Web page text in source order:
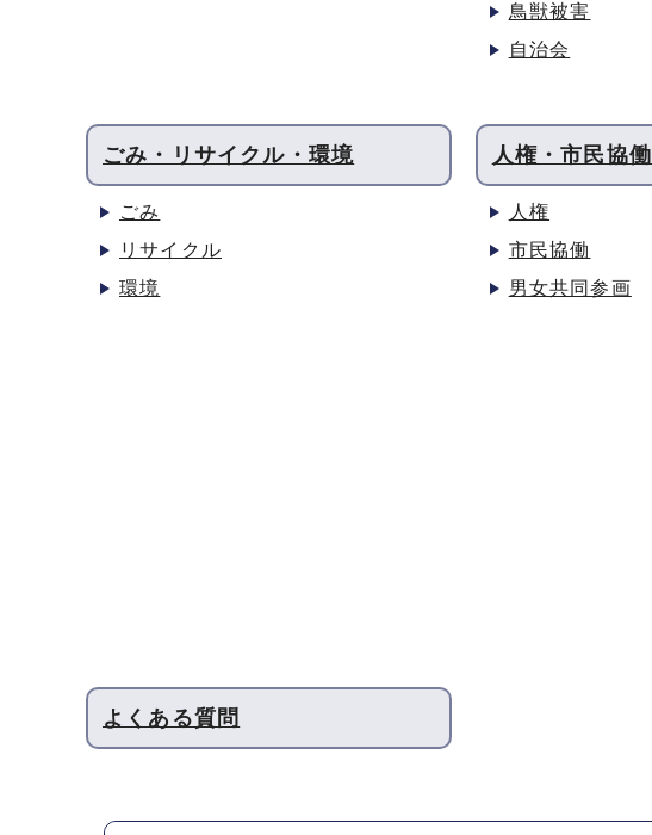
鳥獣被害
自治会
ごみ・リサイクル・環境
ごみ
リサイクル
環境
人権・市民協働
人権
市民協働
男女共同参画
よくある質問